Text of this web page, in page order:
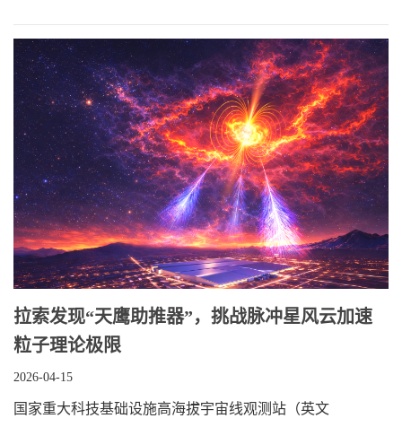
​拉索发现“天鹰助推器”，挑战脉冲星风云加速
粒子理论极限
2026-04-15
国家重大科技基础设施高海拔宇宙线观测站（英文